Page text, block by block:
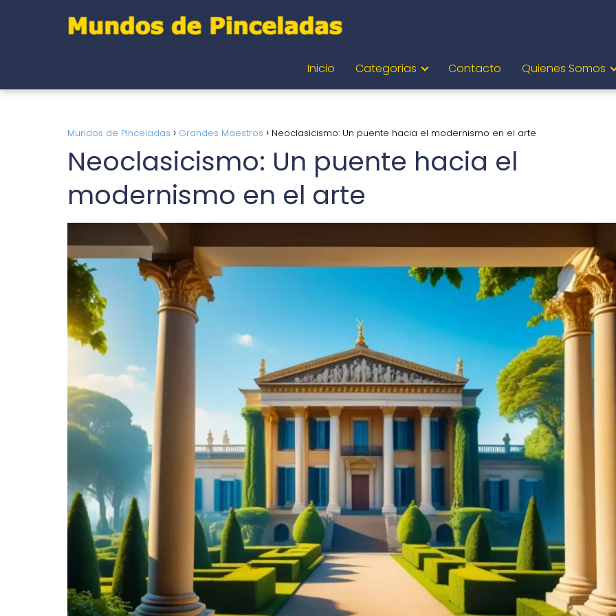
Inicio Categorías Contacto Quienes Somos
Mundos de Pinceladas Grandes Maestros Neoclasicismo: Un puente hacia el modernismo en el arte
Neoclasicismo: Un puente hacia el
modernismo en el arte